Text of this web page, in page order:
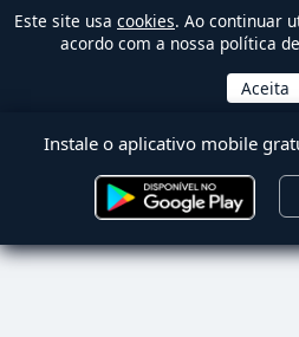
Este site usa cookies. Ao continuar
acordo com a nossa política
Instale o aplicativo mobile